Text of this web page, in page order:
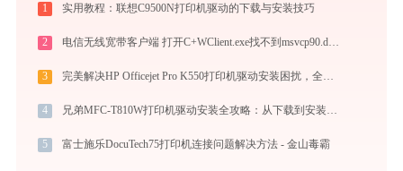
1 实用教程：联想C9500N打印机驱动的下载与安装技巧
2 电信无线宽带客户端 打开C+WClient.exe找不到msvcp90.dll怎么办
3 完美解决HP Officejet Pro K550打印机驱动安装困扰，全面下载安装教程
4 兄弟MFC-T810W打印机驱动安装全攻略：从下载到安装完全教程
5 富士施乐DocuTech75打印机连接问题解决方法 - 金山毒霸